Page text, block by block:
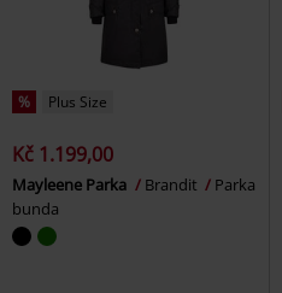
% Plus Size
Kč 1.199,00
Mayleene Parka Brandit
Parka
bunda